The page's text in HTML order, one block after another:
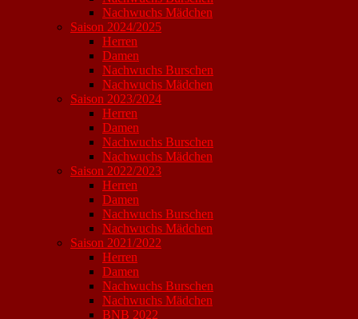
Nachwuchs Mädchen
Saison 2024/2025
Herren
Damen
Nachwuchs Burschen
Nachwuchs Mädchen
Saison 2023/2024
Herren
Damen
Nachwuchs Burschen
Nachwuchs Mädchen
Saison 2022/2023
Herren
Damen
Nachwuchs Burschen
Nachwuchs Mädchen
Saison 2021/2022
Herren
Damen
Nachwuchs Burschen
Nachwuchs Mädchen
BNB 2022